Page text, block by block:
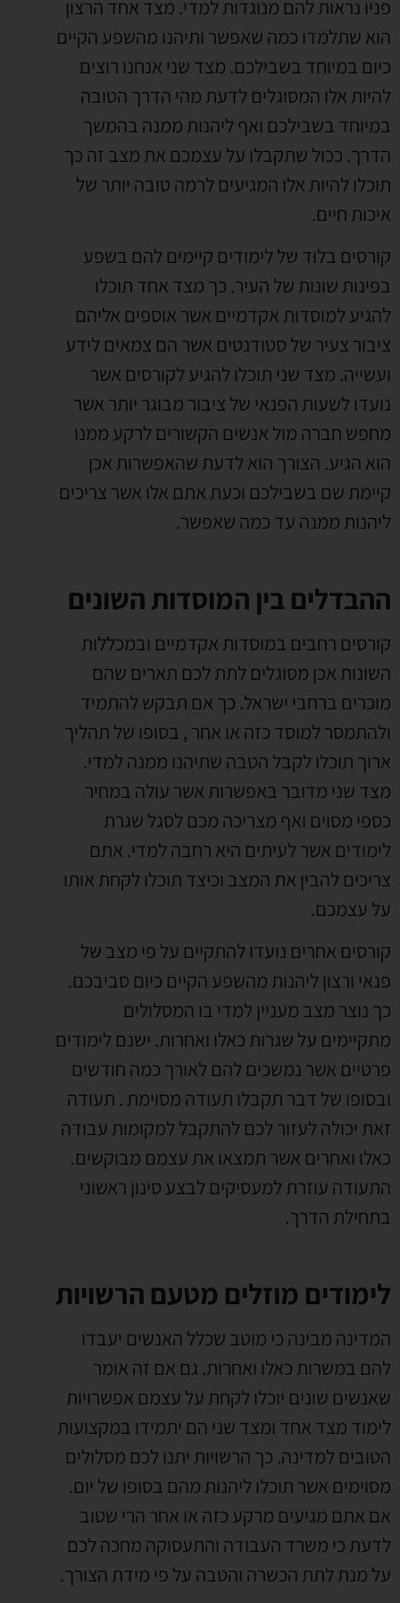
פניו נראות להם מנוגדות למדי. מצד אחד הרצון
הוא שתלמדו כמה שאפשר ותיהנו מהשפע הקיים
כיום במיוחד בשבילכם. מצד שני אנחנו רוצים
להיות אלו המסוגלים לדעת מהי הדרך הטובה
במיוחד בשבילכם ואף ליהנות ממנה בהמשך
הדרך. ככול שתקבלו על עצמכם את מצב זה כך
תוכלו להיות אלו המגיעים לרמה טובה יותר של
איכות חיים.
קורסים בלוד של לימודים קיימים להם בשפע
בפינות שונות של העיר. כך מצד אחד תוכלו
להגיע למוסדות אקדמיים אשר אוספים אליהם
ציבור צעיר של סטודנטים אשר הם צמאים לידע
ועשייה. מצד שני תוכלו להגיע לקורסים אשר
נועדו לשעות הפנאי של ציבור מבוגר יותר אשר
מחפש חברה מול אנשים הקשורים לרקע ממנו
הוא הגיע. הצורך הוא לדעת שהאפשרות אכן
קיימת שם בשבילכם וכעת אתם אלו אשר צריכים
ליהנות ממנה עד כמה שאפשר.
ההבדלים בין המוסדות השונים
קורסים רחבים במוסדות אקדמיים ובמכללות
השונות אכן מסוגלים לתת לכם תארים שהם
מוכרים ברחבי ישראל. כך אם תבקש להתמיד
ולהתמסר למוסד כזה או אחר , בסופו של תהליך
ארוך תוכלו לקבל הטבה שתיהנו ממנה למדי.
מצד שני מדובר באפשרות אשר עולה במחיר
כספי מסוים ואף מצריכה מכם לסגל שגרת
לימודים אשר לעיתים היא רחבה למדי. אתם
צריכים להבין את המצב וכיצד תוכלו לקחת אותו
על עצמכם.
קורסים אחרים נועדו להתקיים על פי מצב של
פנאי ורצון ליהנות מהשפע הקיים כיום סביבכם.
כך נוצר מצב מעניין למדי בו המסלולים
מתקיימים על שגרות כאלו ואחרות. ישנם לימודים
פרטיים אשר נמשכים להם לאורך כמה חודשים
ובסופו של דבר תקבלו תעודה מסוימת . תעודה
זאת יכולה לעזור לכם להתקבל למקומות עבודה
כאלו ואחרים אשר תמצאו את עצמם מבוקשים.
התעודה עוזרת למעסיקים לבצע סינון ראשוני
בתחילת הדרך.
לימודים מוזלים מטעם הרשויות
המדינה מבינה כי מוטב שכלל האנשים יעבדו
להם במשרות כאלו ואחרות. גם אם זה אומר
שאנשים שונים יוכלו לקחת על עצמם אפשרויות
לימוד מצד אחד ומצד שני הם יתמידו במקצועות
הטובים למדינה. כך הרשויות יתנו לכם מסלולים
מסוימים אשר תוכלו ליהנות מהם בסופו של יום.
אם אתם מגיעים מרקע כזה או אחר הרי שטוב
לדעת כי משרד העבודה והתעסוקה מחכה לכם
על מנת לתת הכשרה והטבה על פי מידת הצורך.